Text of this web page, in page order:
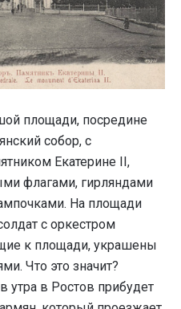
площади, посредине
собор, с
Екатерине II,
флагами, гирляндами
На площади
с оркестром
к площади, украшены
Что это значит?
утра в Ростов прибудет